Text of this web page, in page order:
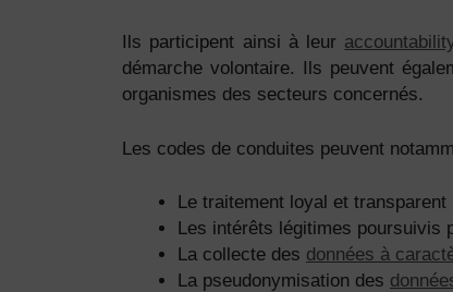
Ils participent ainsi à leur
démarche volontaire. Ils peuvent
organismes des secteurs concernés.
Les codes de conduites peuvent
Le traitement loyal et transparent
Les intérêts légitimes poursuivis
La collecte des données à
La pseudonymisation des